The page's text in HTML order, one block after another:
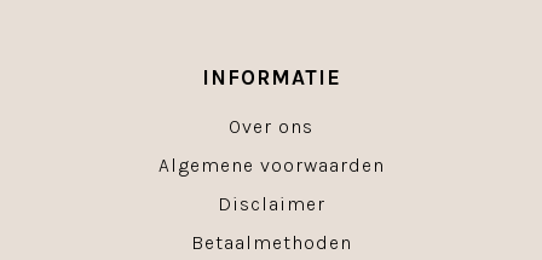
INFORMATIE
Over ons
Algemene voorwaarden
Disclaimer
Betaalmethoden